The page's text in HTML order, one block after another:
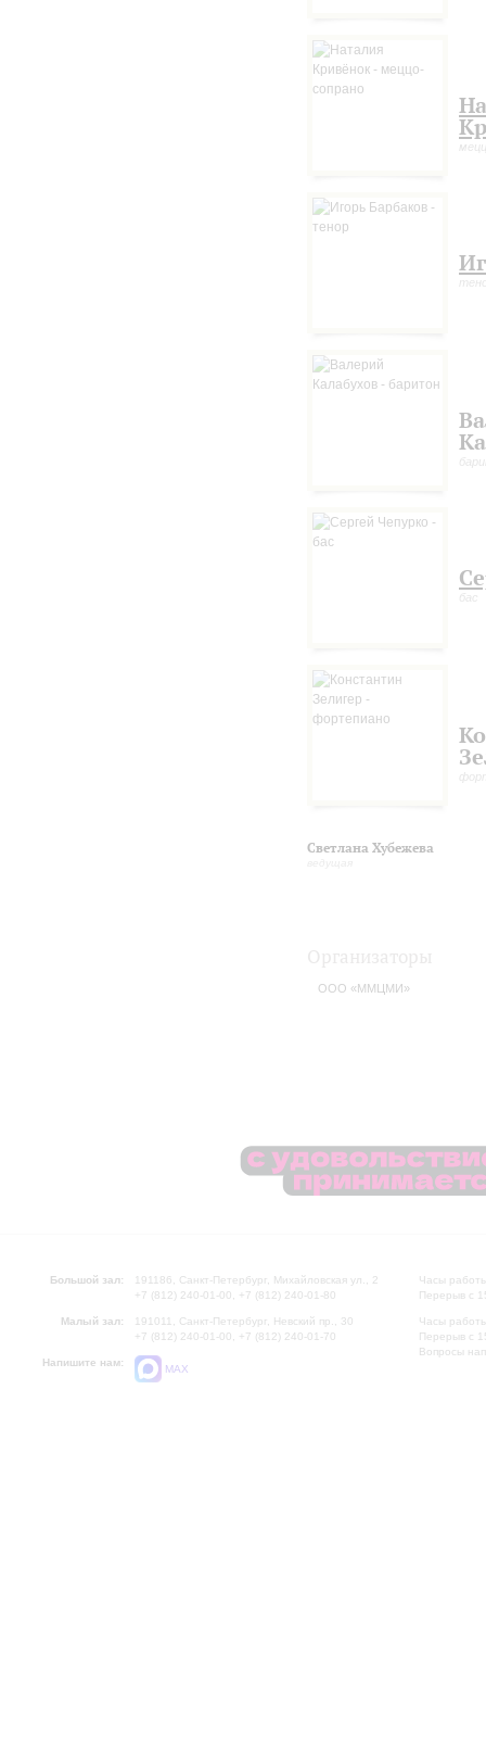
бас
Светлана Хубежева
ООО «ММЦМИ»
Большой зал:
191186, Санкт-Петербург, Михайловская ул., 2
+7 (812) 240-01-00, +7 (812) 240-01-80
Малый зал:
191011, Санкт-Петербург, Невский пр., 30
+7 (812) 240-01-00, +7 (812) 240-01-70
Напишите нам:
MAX
Часы
Перерыв с
Часы
Перерыв с
Вопросы